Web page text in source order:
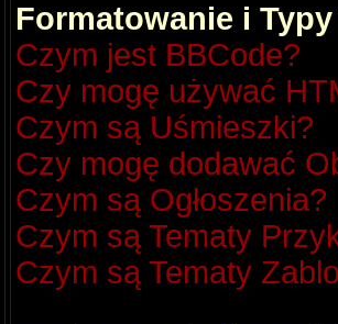
Formatowanie i
Czym jest BBCode?
Czy mogę używać
Czym są Uśmieszki?
Czy mogę dodawać
Czym są Ogłoszenia?
Czym są Tematy
Czym są Tematy